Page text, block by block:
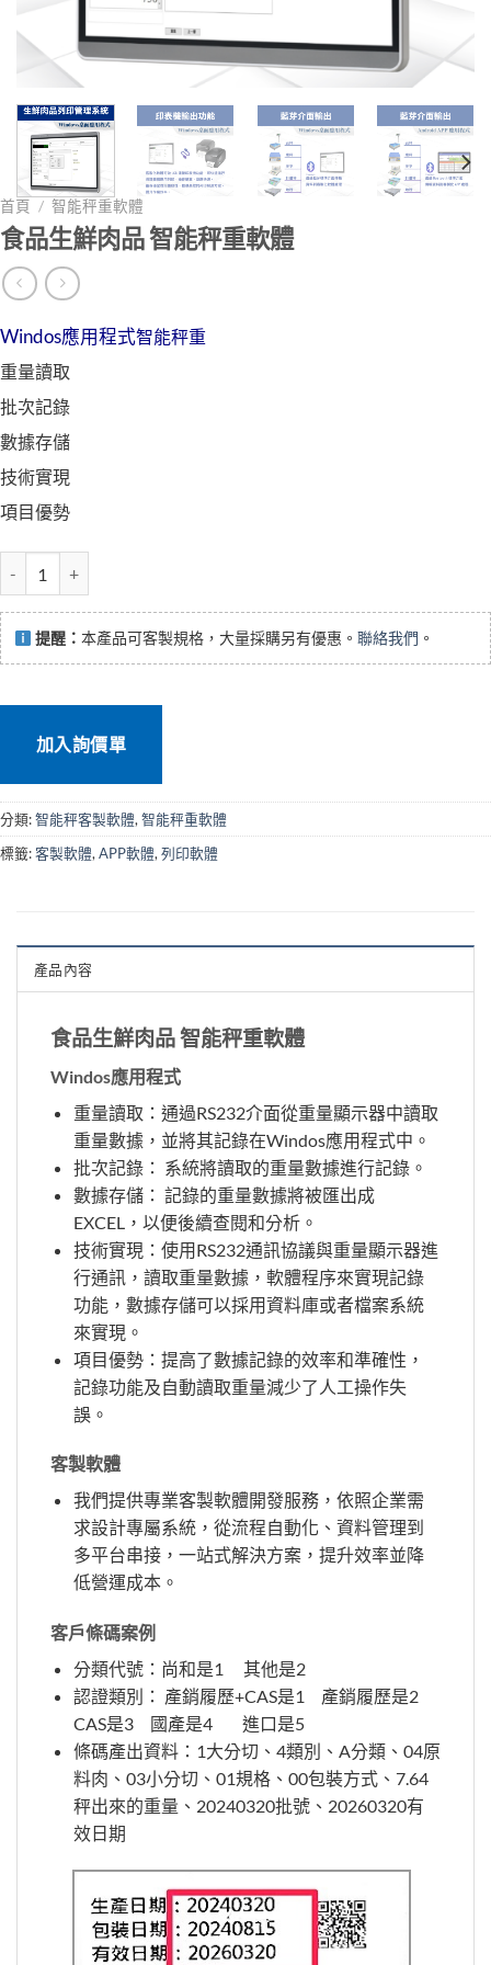
首頁 / 智能秤重軟體
食品生鮮肉品 智能秤重軟體
Windos應用程式智能秤重
重量讀取
批次記錄
數據存儲
技術實現
項目優勢
提醒： 本產品可客製規格，大量採購另有優惠。 聯絡我們 。
加入詢價單
分類:智能秤客製軟體,智能秤重軟體
標籤:客製軟體,APP軟體,列印軟體
產品內容
食品生鮮肉品 智能秤重軟體
Windos應用程式
重量讀取：通過RS232介面從重量顯示器中讀取
重量數據，並將其記錄在Windos應用程式中。
批次記錄： 系統將讀取的重量數據進行記錄。
數據存儲： 記錄的重量數據將被匯出成
EXCEL，以便後續查閱和分析。
技術實現：使用RS232通訊協議與重量顯示器進
行通訊，讀取重量數據，軟體程序來實現記錄
功能，數據存儲可以採用資料庫或者檔案系統
來實現。
項目優勢：提高了數據記錄的效率和準確性，
記錄功能及自動讀取重量減少了人工操作失
誤。
客製軟體
我們提供專業客製軟體開發服務，依照企業需
求設計專屬系統，從流程自動化、資料管理到
多平台串接，一站式解決方案，提升效率並降
低營運成本。
客戶條碼案例
分類代號：尚和是1 其他是2
認證類別： 產銷履歷+CAS是1 產銷履歷是2
CAS是3 國產是4 進口是5
條碼產出資料：1大分切、4類別、A分類、04原
料肉、03小分切、01規格、00包裝方式、7.64
秤出來的重量、20240320批號、20260320有
效日期